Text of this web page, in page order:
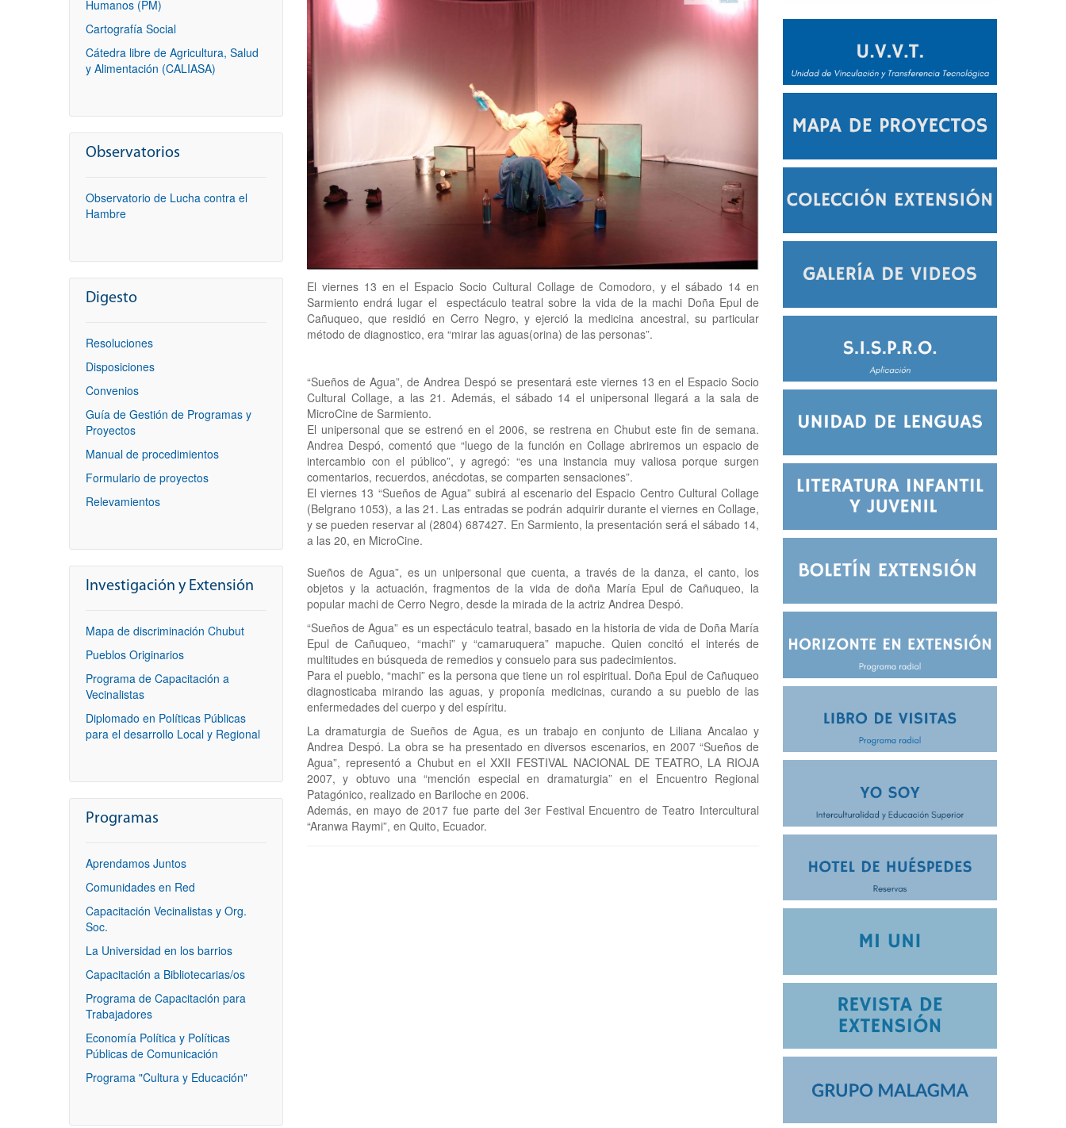
Humanos (PM)
Cartografía Social
Cátedra libre de Agricultura, Salud
y Alimentación (CALIASA)
Observatorios
Observatorio de Lucha contra el
Hambre
Digesto
Resoluciones
Disposiciones
Convenios
Guía de Gestión de Programas y
Proyectos
Manual de procedimientos
Formulario de proyectos
Relevamientos
Investigación y Extensión
Mapa de discriminación Chubut
Pueblos Originarios
Programa de Capacitación a
Vecinalistas
Diplomado en Políticas Públicas
para el desarrollo Local y Regional
Programas
Aprendamos Juntos
Comunidades en Red
Capacitación Vecinalistas y Org.
Soc.
La Universidad en los barrios
Capacitación a Bibliotecarias/os
Programa de Capacitación para
Trabajadores
Economía Política y Políticas
Públicas de Comunicación
Programa "Cultura y Educación"
El viernes 13 en el Espacio Socio Cultural Collage de Comodoro, y el sábado 14 en
Sarmiento endrá lugar el espectáculo teatral sobre la vida de la machi Doña Epul de
Cañuqueo, que residió en Cerro Negro, y ejerció la medicina ancestral, su particular
método de diagnostico, era “mirar las aguas(orina) de las personas”.
“Sueños de Agua”, de Andrea Despó se presentará este viernes 13 en el Espacio Socio
Cultural Collage, a las 21. Además, el sábado 14 el unipersonal llegará a la sala de
MicroCine de Sarmiento.
El unipersonal que se estrenó en el 2006, se restrena en Chubut este fin de semana.
Andrea Despó, comentó que “luego de la función en Collage abriremos un espacio de
intercambio con el público”, y agregó: “es una instancia muy valiosa porque surgen
comentarios, recuerdos, anécdotas, se comparten sensaciones”.
El viernes 13 “Sueños de Agua” subirá al escenario del Espacio Centro Cultural Collage
(Belgrano 1053), a las 21. Las entradas se podrán adquirir durante el viernes en Collage,
y se pueden reservar al (2804) 687427. En Sarmiento, la presentación será el sábado 14,
a las 20, en MicroCine.
Sueños de Agua”, es un unipersonal que cuenta, a través de la danza, el canto, los
objetos y la actuación, fragmentos de la vida de doña María Epul de Cañuqueo, la
popular machi de Cerro Negro, desde la mirada de la actriz Andrea Despó.
“Sueños de Agua” es un espectáculo teatral, basado en la historia de vida de Doña María
Epul de Cañuqueo, “machi” y “camaruquera” mapuche. Quien concitó el interés de
multitudes en búsqueda de remedios y consuelo para sus padecimientos.
Para el pueblo, “machi” es la persona que tiene un rol espiritual. Doña Epul de Cañuqueo
diagnosticaba mirando las aguas, y proponía medicinas, curando a su pueblo de las
enfermedades del cuerpo y del espíritu.
La dramaturgia de Sueños de Agua, es un trabajo en conjunto de Liliana Ancalao y
Andrea Despó. La obra se ha presentado en diversos escenarios, en 2007 “Sueños de
Agua”, representó a Chubut en el XXII FESTIVAL NACIONAL DE TEATRO, LA RIOJA
2007, y obtuvo una “mención especial en dramaturgia” en el Encuentro Regional
Patagónico, realizado en Bariloche en 2006.
Además, en mayo de 2017 fue parte del 3er Festival Encuentro de Teatro Intercultural
“Aranwa Raymi”, en Quito, Ecuador.